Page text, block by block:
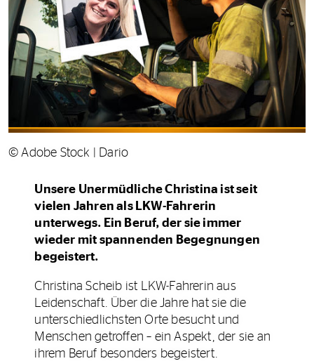
© Adobe Stock | Dario
Unsere Unermüdliche Christina ist seit
vielen Jahren als LKW-Fahrerin
unterwegs. Ein Beruf, der sie immer
wieder mit spannenden Begegnungen
begeistert.
Christina Scheib ist LKW-Fahrerin aus
Leidenschaft. Über die Jahre hat sie die
unterschiedlichsten Orte besucht und
Menschen getroffen – ein Aspekt, der sie an
ihrem Beruf besonders begeistert.